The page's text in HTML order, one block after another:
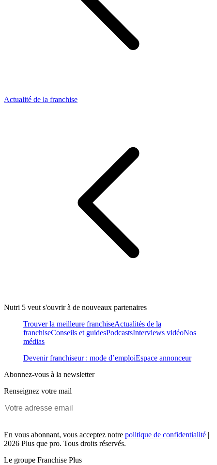
Actualité de la franchise
Nutri 5 veut s'ouvrir à de nouveaux partenaires
Trouver la meilleure franchiseActualités de la
franchiseConseils et guidesPodcastsInterviews vidéoNos
médias
Devenir franchiseur : mode d’emploiEspace annonceur
Abonnez-vous à la newsletter
Renseignez votre mail
En vous abonnant, vous acceptez notre politique de confidentialité |
2026 Plus que pro. Tous droits réservés.
Le groupe Franchise Plus